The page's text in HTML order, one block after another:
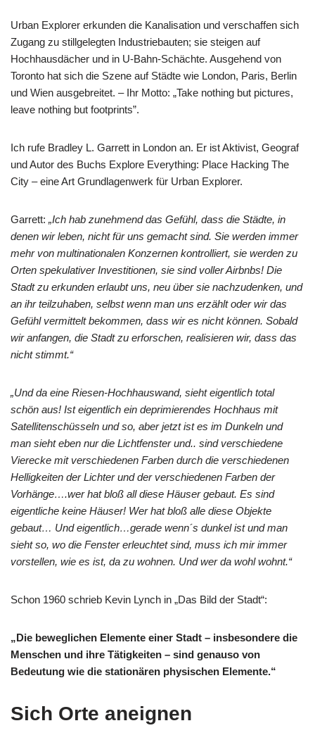
Urban Explorer erkunden die Kanalisation und verschaffen sich
Zugang zu stillgelegten Industriebauten; sie steigen auf
Hochhausdächer und in U-Bahn-Schächte. Ausgehend von
Toronto hat sich die Szene auf Städte wie London, Paris, Berlin
und Wien ausgebreitet. – Ihr Motto: „Take nothing but pictures,
leave nothing but footprints”.
Ich rufe Bradley L. Garrett in London an. Er ist Aktivist, Geograf
und Autor des Buchs Explore Everything: Place Hacking The
City – eine Art Grundlagenwerk für Urban Explorer.
Garrett: „Ich hab zunehmend das Gefühl, dass die Städte, in
denen wir leben, nicht für uns gemacht sind. Sie werden immer
mehr von multinationalen Konzernen kontrolliert, sie werden zu
Orten spekulativer Investitionen, sie sind voller Airbnbs! Die
Stadt zu erkunden erlaubt uns, neu über sie nachzudenken, und
an ihr teilzuhaben, selbst wenn man uns erzählt oder wir das
Gefühl vermittelt bekommen, dass wir es nicht können. Sobald
wir anfangen, die Stadt zu erforschen, realisieren wir, dass das
nicht stimmt.“
„Und da eine Riesen-Hochhauswand, sieht eigentlich total
schön aus! Ist eigentlich ein deprimierendes Hochhaus mit
Satellitenschüsseln und so, aber jetzt ist es im Dunkeln und
man sieht eben nur die Lichtfenster und.. sind verschiedene
Vierecke mit verschiedenen Farben durch die verschiedenen
Helligkeiten der Lichter und der verschiedenen Farben der
Vorhänge….wer hat bloß all diese Häuser gebaut. Es sind
eigentliche keine Häuser! Wer hat bloß alle diese Objekte
gebaut… Und eigentlich…gerade wenn´s dunkel ist und man
sieht so, wo die Fenster erleuchtet sind, muss ich mir immer
vorstellen, wie es ist, da zu wohnen. Und wer da wohl wohnt.“
Schon 1960 schrieb Kevin Lynch in „Das Bild der Stadt“:
„Die beweglichen Elemente einer Stadt – insbesondere die
Menschen und ihre Tätigkeiten – sind genauso von
Bedeutung wie die stationären physischen Elemente.“
Sich Orte aneignen